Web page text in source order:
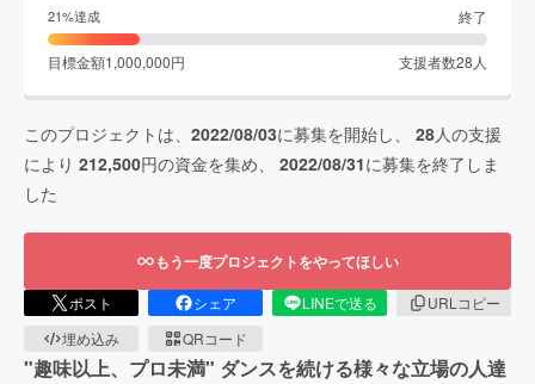
21%達成 終了
目標金額1,000,000円 支援者数28 人
このプロジェクトは、 2022/08/03に募集を開始し、 28人の支援
により 212,500円の資金を集め、 2022/08/31に募集を終了しま
した
もう一度プロジェクトをやってほしい
ポスト シェア LINEで送る
URLコピー
埋め込み
QRコード
"趣味以上、プロ未満" ダンスを続ける様々な立場の人達